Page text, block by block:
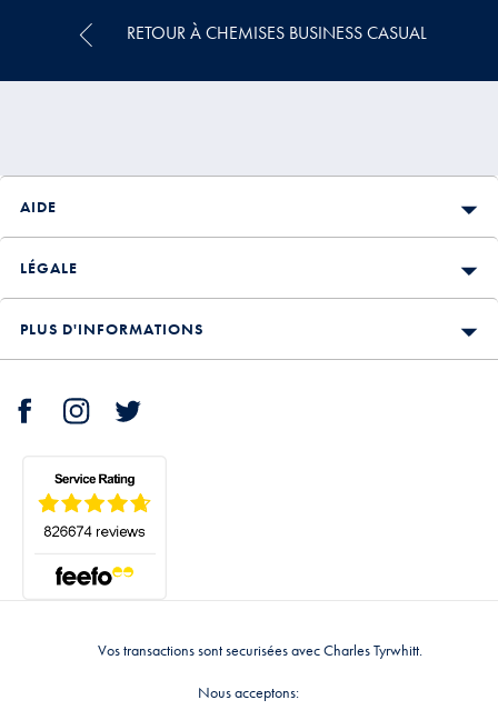
RETOUR À CHEMISES BUSINESS CASUAL
AIDE
LÉGALE
PLUS D'INFORMATIONS
Vos transactions sont securisées avec Charles Tyrwhitt.
Nous acceptons: